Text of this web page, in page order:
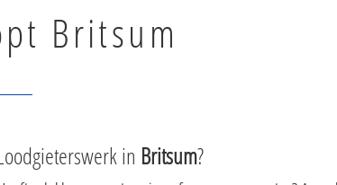
Britsum
in Britsum?